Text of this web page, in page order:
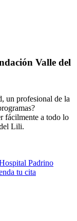
Valle del
un profesional de la
fácilmente a todo lo
Lili.
Padrino
tu cita